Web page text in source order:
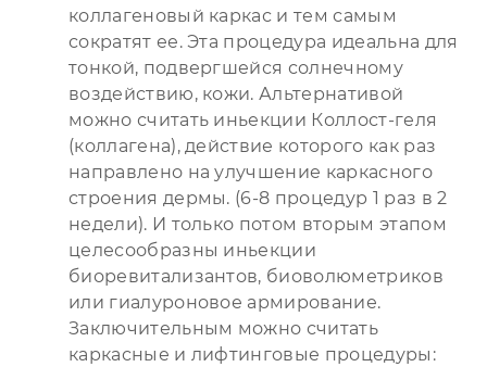
коллагеновый каркас и тем самым
сократят ее. Эта процедура идеальна для
тонкой, подвергшейся солнечному
воздействию, кожи. Альтернативой
можно считать иньекции Коллост-геля
(коллагена), действие которого как раз
направлено на улучшение каркасного
строения дермы. (6-8 процедур 1 раз в 2
недели). И только потом вторым этапом
целесообразны иньекции
биоревитализантов, биоволюметриков
или гиалуроновое армирование.
Заключительным можно считать
каркасные и лифтинговые процедуры: